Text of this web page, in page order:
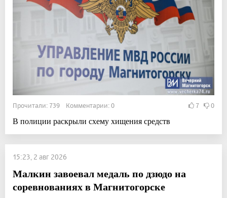
Прочитали: 739 Комментарии: 0 7 0
В полиции раскрыли схему хищения средств
15:23, 2 авг 2026
Малкин завоевал медаль по дзюдо на
соревнованиях в Магнитогорске